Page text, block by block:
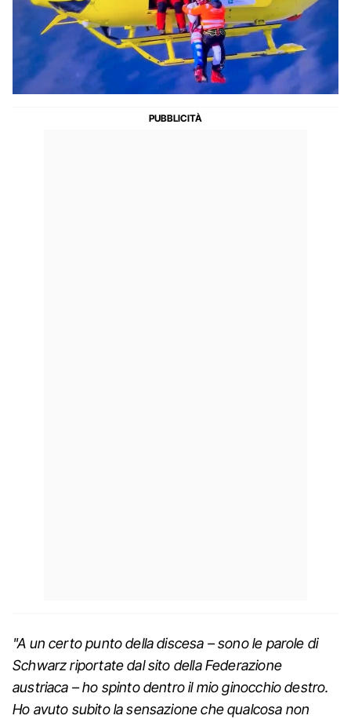
"A un certo punto della discesa – sono le parole di
Schwarz riportate dal sito della Federazione
austriaca – ho spinto dentro il mio ginocchio destro.
Ho avuto subito la sensazione che qualcosa non